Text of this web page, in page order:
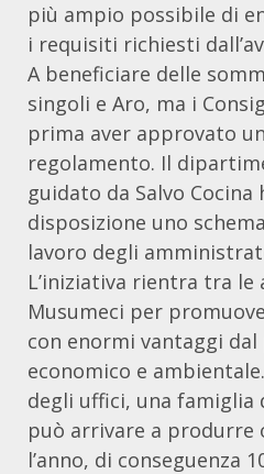
più ampio possibile di
i requisiti richiesti
A beneficiare delle
singoli e Aro, ma i
prima aver approvato
regolamento. Il
guidato da Salvo Cocina
disposizione uno
lavoro degli
L’iniziativa rientra tra le
Musumeci per
con enormi vantaggi
economico e
degli uffici, una
può arrivare a produrre
l’anno, di conseguenza